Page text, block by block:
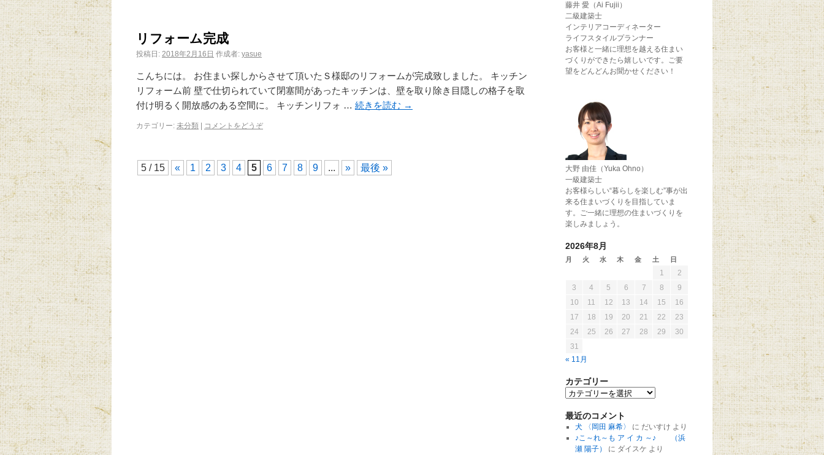
リフォーム完成
投稿日: 2018年2月16日 作成者: yasue
こんちには。 お住まい探しからさせて頂いたＳ様邸のリフォームが完成致しました。 キッチン
リフォーム前 壁で仕切られていて閉塞間があったキッチンは、壁を取り除き目隠しの格子を取
付け明るく開放感のある空間に。 キッチンリフォ … 続きを読む →
カテゴリー: 未分類 コメントをどうぞ
5 / 15 « 1 2 3 4 5 6 7 8 9 ... » 最後 »
藤井 愛（Ai Fujii）
二級建築士
インテリアコーディネーター
ライフスタイルプランナー
お客様と一緒に理想を越える住まい
づくりができたら嬉しいです。ご要
望をどんどんお聞かせください！
大野 由佳（Yuka Ohno）
一級建築士
お客様らしい“暮らしを楽しむ”事が出
来る住まいづくりを目指していま
す。ご一緒に理想の住まいづくりを
楽しみましょう。
2026年8月
月 火 水 木 金 土 日
« 11月
1
2
3
4 5 6 7 8
9
10
11 12 13 14 15
16
17
18 19 20 21 22
23
24
25 26 27 28 29
30
31
カテゴリー
最近のコメント
犬 〈岡田 麻希〉 に だいすけ より
♪こ～れ～も ア イ カ ～♪ （浜
瀬 陽子）
に ダイスケ より